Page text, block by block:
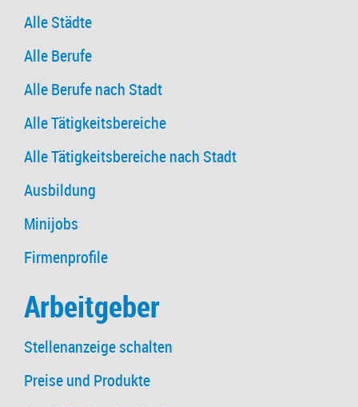
Alle Städte
Alle Berufe
Alle Berufe nach Stadt
Alle Tätigkeitsbereiche
Alle Tätigkeitsbereiche nach Stadt
Ausbildung
Minijobs
Firmenprofile
Arbeitgeber
Stellenanzeige schalten
Preise und Produkte